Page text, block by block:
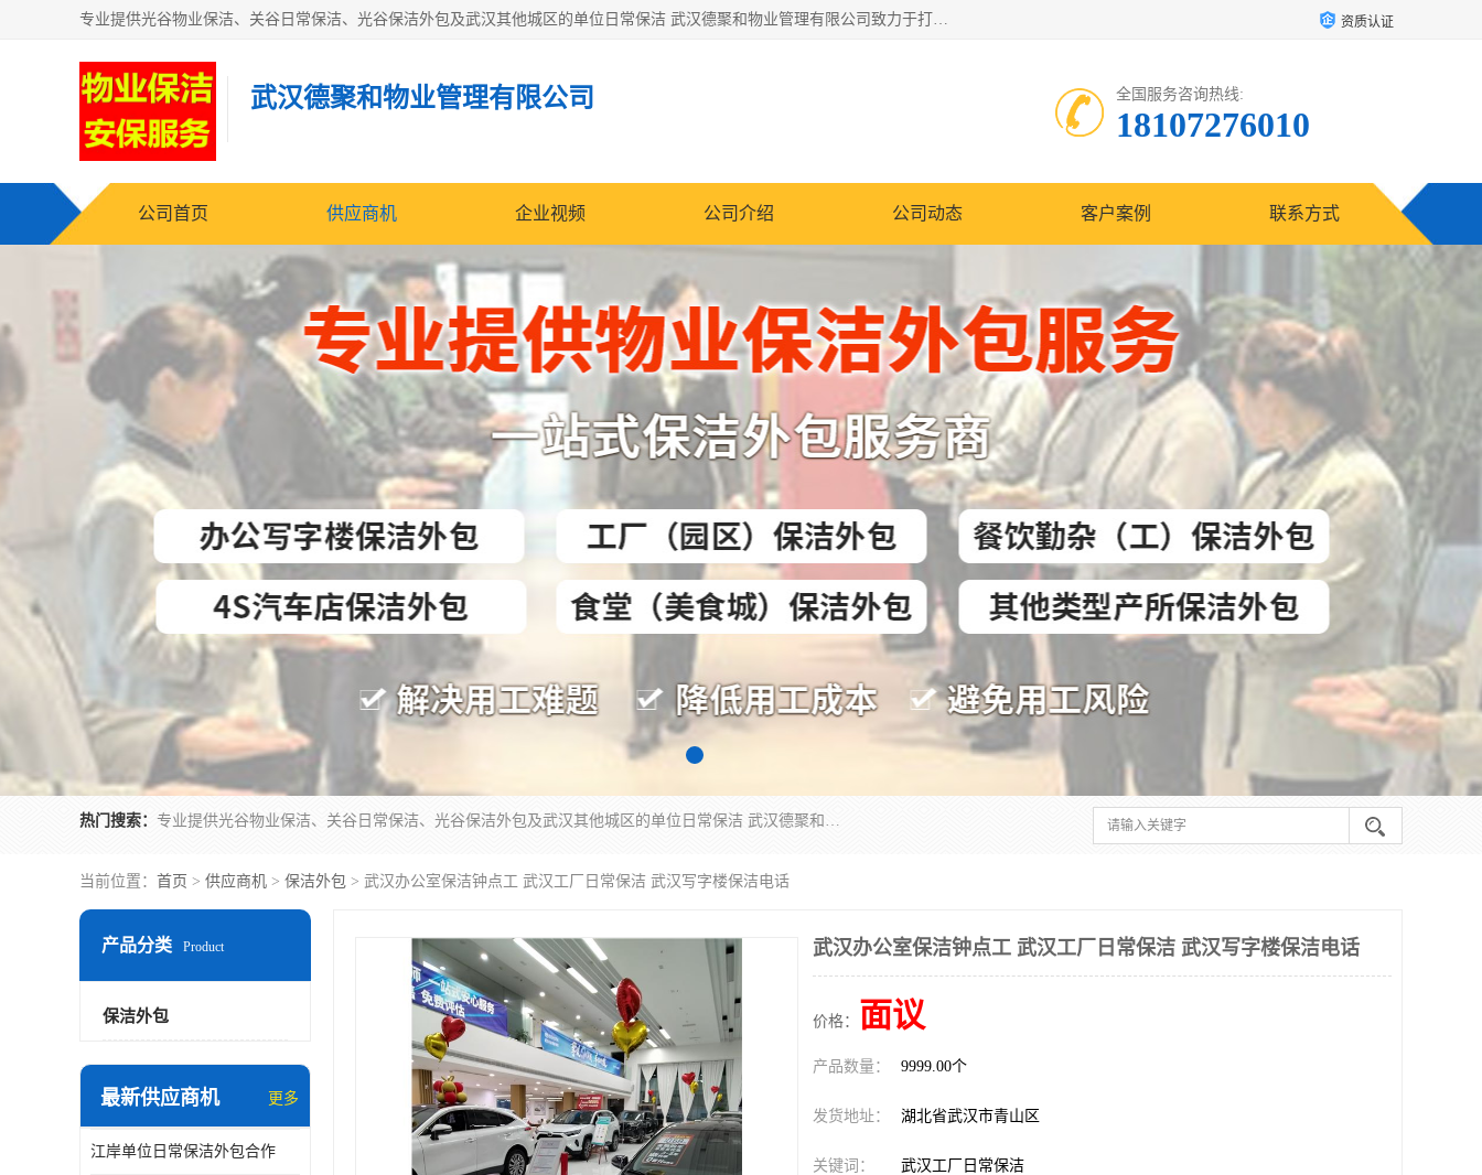
专业提供光谷物业保洁、关谷日常保洁、光谷保洁外包及武汉其他城区的单位日常保洁 武汉德聚和物业管理有限公司致力于打造中国专业物业保洁服务、日常保洁及其他保洁清洗外包服务。自公司成立以来提倡以先进的物业管理理念和模式经营，谋篇布局，以“至诚服务、精益求精、规范管理、锐意拓新”为质量方针，强化内部管理，为业主提供专业化、标准化和精细化的全方位物业服务，管理服务水平得到了广大业主和业内人士的一致好评。 资质认证
武汉德聚和物业管理有限公司 全国服务咨询热线:
18107276010
公司首页 供应商机 企业视频 公司介绍 公司动态 客户案例 联系方式
热门搜索： 专业提供光谷物业保洁、关谷日常保洁、光谷保洁外包及武汉其他城区的单位日常保洁 武汉德聚和物业管理有限公司致力于打造中国专业物业保洁服务、日常保洁及其他保洁清洗外包服务。自公司成立以来提倡以先进的物业管理理念和模式经营，谋篇布局，以“至诚服务、精益求精、规范管理、锐意拓新”为质量方针，强化内部管理，为业主提供专业化、标准化和精细化的全方位物业服务，管理服务水平得到了广大业主和业内人士的一致好评。
当前位置： 首页 > 供应商机 > 保洁外包 > 武汉办公室保洁钟点工 武汉工厂日常保洁 武汉写字楼保洁电话
产品分类 Product
保洁外包
最新供应商机 更多
江岸单位日常保洁外包合作
武汉办公室保洁钟点工 武汉工厂日常保洁 武汉写字楼保洁电话
价格： 面议
产品数量： 9999.00个
发货地址： 湖北省武汉市青山区
关键词： 武汉工厂日常保洁